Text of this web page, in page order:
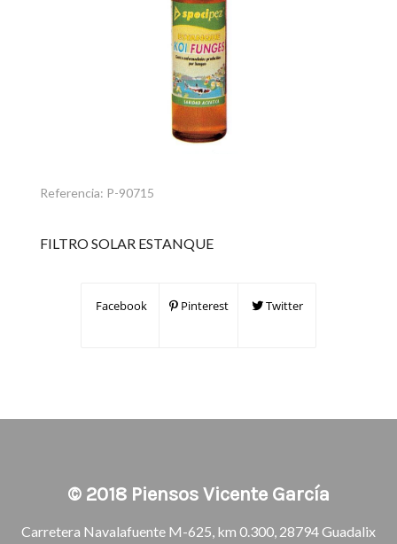
Referencia: P-90715
FILTRO SOLAR ESTANQUE
Facebook Pinterest Twitter
© 2018 Piensos Vicente García
Carretera Navalafuente M-625, km 0.300, 28794 Guadalix